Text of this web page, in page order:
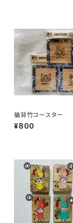
猫背竹コースター
¥800